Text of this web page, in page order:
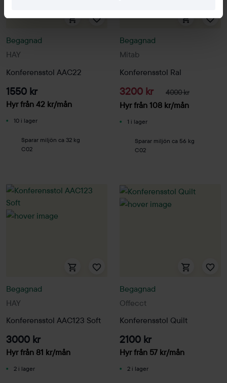
HAY
Begagnad
Konferensstol AAC22
1550 kr
Hyr från 42 kr/mån
10 i lager
Sparar miljön ca 32 kg
C02
Mitab
Begagnad
Konferensstol Ral
3200 kr 4000 kr
Hyr från 108 kr/mån
1 i lager
Sparar miljön ca 56 kg
C02
HAY
Begagnad
Konferensstol AAC123 Soft
3000 kr
Hyr från 81 kr/mån
2 i lager
Offecct
Begagnad
Konferensstol Quilt
2100 kr
Hyr från 57 kr/mån
2 i lager